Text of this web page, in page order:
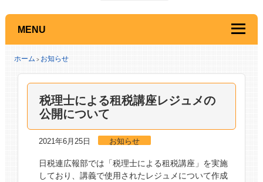
MENU
ホーム > お知らせ
税理士による租税講座レジュメの
公開について
2021年6月25日 お知らせ
日税連広報部では「税理士による租税講座」を実施
しており、講義で使用されたレジュメについて作成